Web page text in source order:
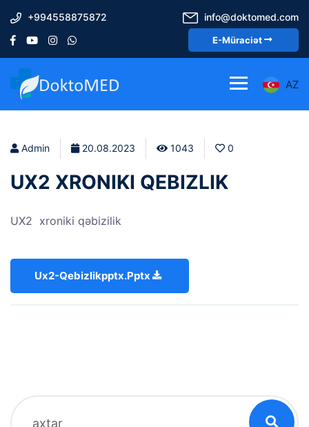
+994558875872 info@doktomed.com
E-Müraciət
AZ
Admin 20.08.2023 1043 0
UX2 XRONIKI QEBIZLIK
UX2 xroniki qəbizilik
Ux2-Qebizlikpptx.pptx